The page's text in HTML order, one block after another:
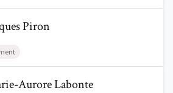
Piron
Piron
Aurore Labonte
AuroreLabonte